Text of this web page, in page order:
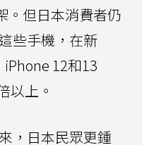
。但日本消費者仍
些手機，在新
12和13
以上。
，日本民眾更鍾